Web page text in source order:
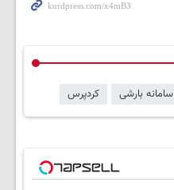
سامانه بارشی کردپرس